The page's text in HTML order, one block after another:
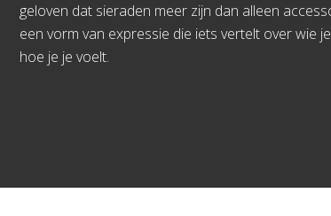
geloven dat sieraden meer zijn dan alleen
een vorm van expressie die iets vertelt over wie
hoe je je voelt.